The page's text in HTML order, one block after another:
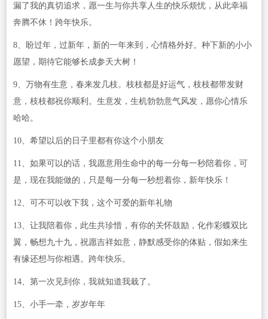
漏了我的真切追求，愿一生与你共享人生的快乐烦忧，从此幸福
奔腾不休！跨年快乐。
8、盼过年，过新年，新的一年来到，心情格外好。种下新的小小
愿望，期待它能够长成参天大树！
9、万物有生意，春来发几枝。枝枝都是好运气，枝枝都带发财
意，枝枝都祝你顺利。生意发，生机勃勃意气风发，愿你心情乐
哈哈。
10、希望以后的日子里都有你这个小朋友
11、如果可以的话，我愿意用生命中的每一分每一秒陪着你，可
是，现在我能做的，只是每一分每一秒想着你，新年快乐！
12、可不可以收下我，这个可爱的新年礼物
13、让我陪着你，此生共珍惜，有你的关怀鼓励，化作彩蝶双比
翼，畅想九十九，祝愿吉祥如意，静默感受你的体贴，假如来生
有缘还想与你相遇。跨年快乐。
14、第一次见到你，我就知道我栽了。
15、小手一牵，岁岁年年